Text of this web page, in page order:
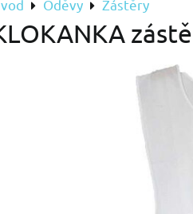
Oděvy Zástěry